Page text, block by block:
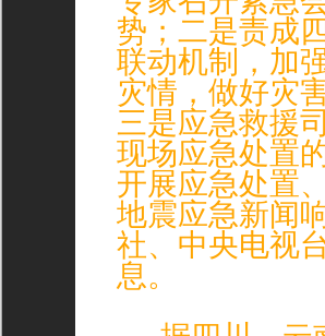
势；二是责成
联动机制，加
灾情，做好灾
三是应急救援
现场应急处置
开展应急处置
地震应急新闻
社、中央电视
息。